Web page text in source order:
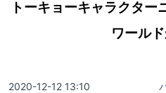
トーキョーキャラクター
ワールド
2020-12-12 13:10